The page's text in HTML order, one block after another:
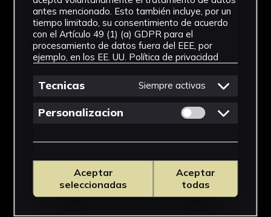
Aparato de Haldat
antes mencionado. Esto también incluye, por un
tiempo limitado, su consentimiento de acuerdo
con el Artículo 49 (1) (a) GDPR para el
procesamiento de datos fuera del EEE, por
ejemplo, en los EE. UU. Política de privacidad
Tecnicas Siempre activas
Personalizacion Permitir cookies
Aceptar
seleccionadas
Aceptar
todas